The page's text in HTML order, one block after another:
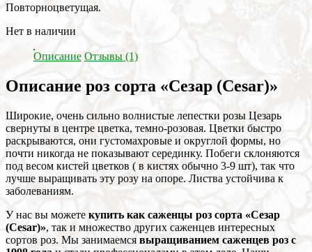
Повторноцветущая.
Нет в наличии
Описание Отзывы (1)
Описание роз сорта «Сезар (Cesar)»
Широкие, очень сильно волнистые лепестки розы Цезарь
свернуты в центре цветка, темно-розовая. Цветки быстро
раскрываются, они густомахровые и округлой формы, но
почти никогда не показывают серединку. Побеги склоняются
под весом кистей цветков ( в кистях обычно 3-9 шт), так что
лучше выращивать эту розу на опоре. Листва устойчива к
заболеваниям.
У нас вы можете купить как саженцы роз сорта «Сезар
(Cesar)», так и множество других саженцев интересных
сортов роз. Мы занимаемся выращиванием саженцев роз с